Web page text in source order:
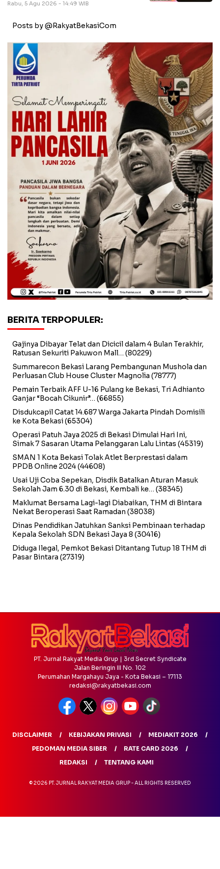
Rabu, 5 Agu 2026 - 14:49 WIB
Posts by @RakyatBekasiCom
BERITA TERPOPULER:
Gajinya Dibayar Telat dan Dicicil dalam 4 Bulan Terakhir,
Ratusan Sekuriti Pakuwon Mall… (80229)
Summarecon Bekasi Larang Pembangunan Mushola dan
Perluasan Club House Cluster Magnolia (78777)
Pemain Terbaik AFF U-16 Pulang ke Bekasi, Tri Adhianto
Ganjar “Bocah Cikunir”… (66855)
Disdukcapil Catat 14.687 Warga Jakarta Pindah Domisili
ke Kota Bekasi(65304)
Operasi Patuh Jaya 2025 di Bekasi Dimulai Hari Ini,
Simak 7 Sasaran Utama Pelanggaran Lalu Lintas (45319)
SMAN 1 Kota Bekasi Tolak Atlet Berprestasi dalam
PPDB Online 2024(44608)
Usai Uji Coba Sepekan, Disdik Batalkan Aturan Masuk
Sekolah Jam 6.30 di Bekasi, Kembali ke… (38345)
Maklumat Bersama Lagi-lagi Diabaikan, THM di Bintara
Nekat Beroperasi Saat Ramadan (38038)
Dinas Pendidikan Jatuhkan Sanksi Pembinaan terhadap
Kepala Sekolah SDN Bekasi Jaya 8 (30416)
Diduga Ilegal, Pemkot Bekasi Ditantang Tutup 18 THM di
Pasar Bintara (27319)
PT. Jurnal Rakyat Media Grup | 3rd Secret Syndicate
Jalan Beringin III No. 102
Perumahan Margahayu Jaya - Kota Bekasi – 17113
redaksi@rakyatbekasi.com
DISCLAIMER KEBIJAKAN PRIVASI
MEDIAKIT 2026
PEDOMAN MEDIA SIBER
RATE CARD 2026
REDAKSI
TENTANG KAMI
© 2026 PT. JURNAL RAKYAT MEDIA GRUP - ALL RIGHTS RESERVED